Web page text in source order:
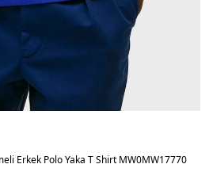
Erkek Polo Yaka T Shirt MW0MW17770